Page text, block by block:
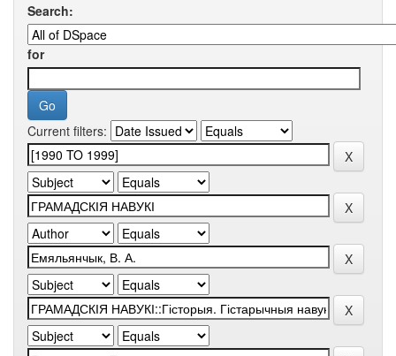
Search:
for
Current filters: